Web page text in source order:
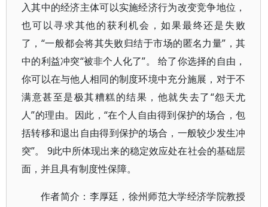
入其中的经济主体可以实施经济行为改变竞争地位，
也可以寻求其他的获利机会，如果最终还是失败
了，“一般都会将其失败归结于市场的匿名力量”，其
中的利益冲突“被非个人化了”。 给了你选择的自由，
你可以在与他人相同的制度环境中充分施展，对于不
满意甚至是极其糟糕的结果，他就失去了“怨天尤
人”的理由。因此，“在个人自由得到保护的场合，包
括转移和退出自由得到保护的场合，一般较少发生冲
突”。 9此中所体现出来的稳定效应处在社会的基础层
面，并且具有制度性保障。
作者简介：李厚廷，徐州师范大学经济学院教授